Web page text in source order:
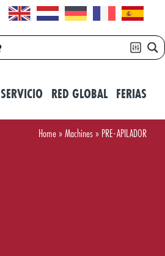
SERVICIO RED GLOBAL FERIAS
Home»Machines» PRE-APILADOR